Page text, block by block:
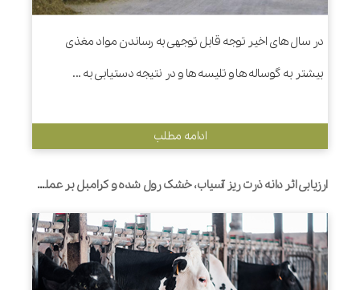
در سال های اخیر توجه قابل توجهی به رساندن مواد مغذی
بیشتر به گوساله ها و تلیسه ها و در نتیجه دستیابی به ...
ادامه مطلب
ارزیابی اثر دانه ذرت ریز آسیاب، خشک رول شده و کرامبل بر عملکرد، رفتار تغذیه ای و هضم نشاسته در تلیسه های شیری هلشتاین